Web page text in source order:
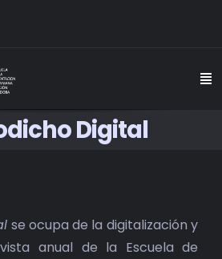
SEMINARIOS
Digital
se ocupa de la digitalización y
anual de la Escuela de